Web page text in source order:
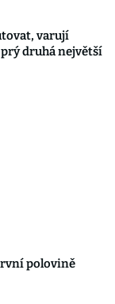
varují
druhá největší
polovině